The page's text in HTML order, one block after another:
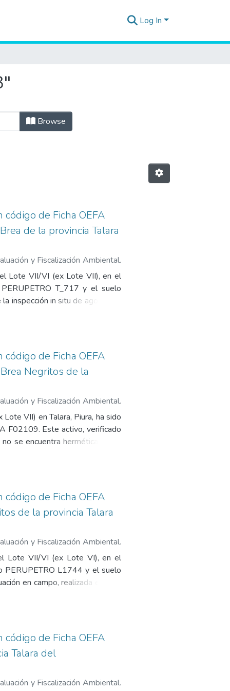
Log In
Browse
de Ficha OEFA
de la provincia Talara
y Fiscalización Ambiental.
Ambientales del Subsector
Lote VII/VI (ex Lote VII), en el
T_717 y el suelo
inspección in situ de agosto de
laboratorio revelaron que la
mal abandonado al encontrarse
un nivel de riesgo medio
anexos: 1. Registro
(OEFA), 3. Mapa de
6. Ficha de información de
del OSINERGMIN.
de Ficha OEFA
Negritos de la
y Fiscalización Ambiental.
Ambientales del Subsector
VII) en Talara, Piura, ha sido
F02109. Este activo, verificado
se encuentra herméticamente
este pozo fue perforado en el
de riesgo para la salud
como de nivel medio. Contiene
ambiental en el subsector
5. Informe de ensayo de
de identificación de Pasivos
de Ficha OEFA
de la provincia Talara
y Fiscalización Ambiental.
Ambientales del Subsector
Lote VII/VI (ex Lote VI), en el
PERUPETRO L1744 y el suelo
en campo, realizada en abril
y expuesto al ambiente. Los
PERUPETRO realizado
temporal (ATA) con código
y la calidad ambiental es
de pasivo ambiental en el
de suelo, 5. Informe de
7. Ficha de identificación de
de Ficha OEFA
Talara del
y Fiscalización Ambiental.